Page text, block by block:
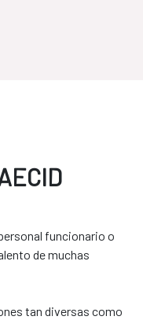
funcionario o
de muchas
tan diversas como